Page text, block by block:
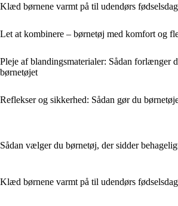
Klæd børnene varmt på til udendørs
Let at kombinere – børnetøj med komfort og
Pleje af blandingsmaterialer: Sådan forlænger
børnetøjet
Reflekser og sikkerhed: Sådan gør du
Sådan vælger du børnetøj, der sidder
Klæd børnene varmt på til udendørs